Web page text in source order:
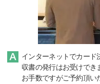
インターネットでカード
収書の発行はお受けでき
お手数ですがご予約頂い